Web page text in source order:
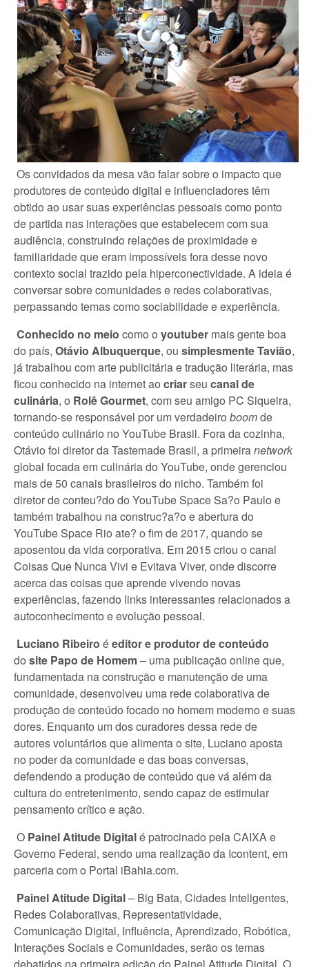
Os convidados da mesa vão falar sobre o impacto que
produtores de conteúdo digital e influenciadores têm
obtido ao usar suas experiências pessoais como ponto
de partida nas interações que estabelecem com sua
audiência, construindo relações de proximidade e
familiaridade que eram impossíveis fora desse novo
contexto social trazido pela hiperconectividade. A ideia é
conversar sobre comunidades e redes colaborativas,
perpassando temas como sociabilidade e experiência.
Conhecido no meio como o youtuber mais gente boa
do país, Otávio Albuquerque, ou simplesmente Tavião,
já trabalhou com arte publicitária e tradução literária, mas
ficou conhecido na internet ao criarseu canal de
culinária, o Rolê Gourmet, com seu amigo PC Siqueira,
tornando-se responsável por um verdadeiro boomde
conteúdo culinário no YouTube Brasil. Fora da cozinha,
Otávio foi diretor da Tastemade Brasil, a primeiranetwork
global focada em culinária do YouTube, onde gerenciou
mais de 50 canais brasileiros do nicho. Também foi
diretor de conteu?do do YouTube Space Sa?o Paulo e
também trabalhou na construc?a?o e abertura do
YouTube Space Rio ate? o fim de 2017, quando se
aposentou da vida corporativa. Em 2015 criou o canal
Coisas Que Nunca Vivi e Evitava Viver, onde discorre
acerca das coisas que aprende vivendo novas
experiências, fazendo links interessantes relacionados a
autoconhecimento e evolução pessoal.
Luciano Ribeiro éeditor e produtor de conteúdo
do site Papo de Homem– uma publicação online que,
fundamentada na construção e manutenção de uma
comunidade, desenvolveu uma rede colaborativa de
produção de conteúdo focado no homem moderno e suas
dores. Enquanto um dos curadores dessa rede de
autores voluntários que alimenta o site, Luciano aposta
no poder da comunidade e das boas conversas,
defendendo a produção de conteúdo que vá além da
cultura do entretenimento, sendo capaz de estimular
pensamento crítico e ação.
O Painel Atitude Digitalé patrocinado pela CAIXA e
Governo Federal, sendo uma realização da Icontent, em
parceria com o Portal iBahia.com.
Painel Atitude Digital– Big Bata, Cidades Inteligentes,
Redes Colaborativas, Representatividade,
Comunicação Digital, Influência, Aprendizado, Robótica,
Interações Sociais e Comunidades, serão os temas
debatidos na primeira edição do Painel Atitude Digital. O